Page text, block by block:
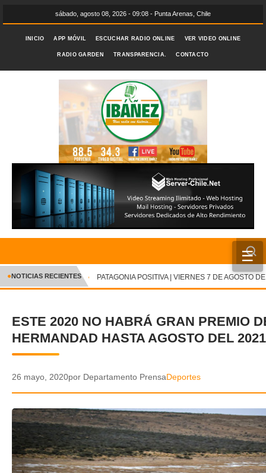
sábado, agosto 08, 2026 - 09:08 - Punta Arenas, Chile
INICIO APP MÓVIL ESCUCHAR RADIO ONLINE VER VIDEO ONLINE
RADIO GARDEN TRANSPARENCIA. CONTACTO
☰
INICIO
CRÓNICA
DEPORTES
POLICIAL
AUDIOS
VIDEOS
✕
●NOTICIAS RECIENTES PATAGONIA POSITIVA | VIERNES 7 DE AGOSTO DE
ESTE 2020 NO HABRÁ GRAN PREMIO
HERMANDAD HASTA AGOSTO DEL 2021
26 mayo, 2020por Departamento PrensaDeportes